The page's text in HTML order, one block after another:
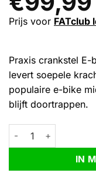
Prijs voor FATclub
Praxis crankstel E-
levert soepele
populaire e-bike
blijft doortrappen.
Praxis crankstel E-
IN
Alternative: